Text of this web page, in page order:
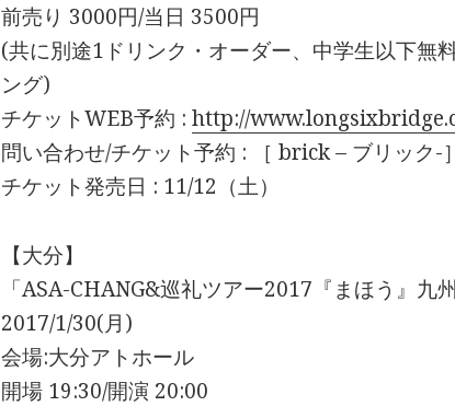
前売り 3000円/当日 3500円
(共に別途1ドリンク・オーダー、中学生以下無
ング)
チケットWEB予約 :http://
問い合わせ/チケット予約 : ［ brick – ブリッ
チケット発売日 : 11/12（土）
【大分】
「ASA-CHANG&巡礼ツアー2017『まほう』九
2017/1/30(月)
会場:大分アトホール
開場 19:30/開演 20:00